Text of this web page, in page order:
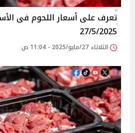
27/5/2025
الثلاثاء 27/مايو/2025 - 11:04 ص